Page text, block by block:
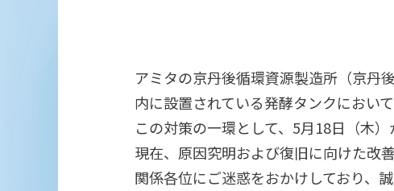
アミタの京丹後循環資源製造所（京丹
内に設置されている発酵タンクにおい
この対策の一環として、5月18日（木
現在、原因究明および復旧に向けた改
関係各位にご迷惑をおかけしており、